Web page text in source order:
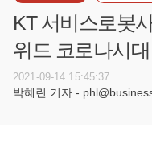
KT 서비스로봇
위드 코로나시
2021-09-14 15:45:37
박혜린 기자 -